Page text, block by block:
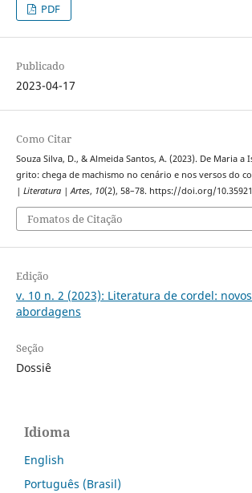
PDF
Publicado
2023-04-17
Como Citar
Souza Silva, D., & Almeida Santos, A. (2023). De Maria a
grito: chega de machismo no cenário e nos versos do
| Literatura | Artes, 10(2), 58–78. https://doi.org/
Fomatos de Citação
Edição
v. 10 n. 2 (2023): Literatura de cordel:
abordagens
Seção
Dossiê
Idioma
English
Português (Brasil)